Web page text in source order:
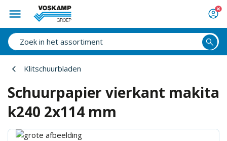
Klitschuurbladen
Schuurpapier vierkant makita
k240 2x114 mm